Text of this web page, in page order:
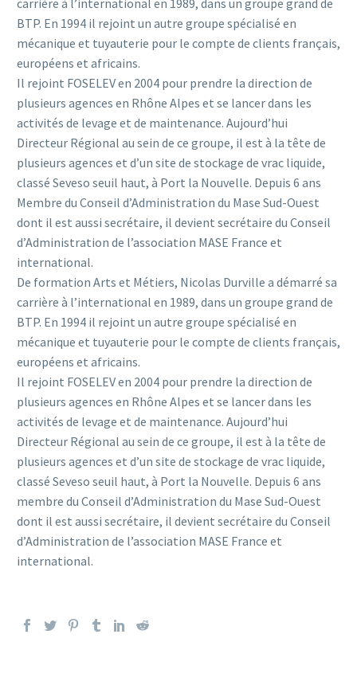
carrière à l’international en 1989, dans un groupe grand de
BTP. En 1994 il rejoint un autre groupe spécialisé en
mécanique et tuyauterie pour le compte de clients français,
européens et africains.
Il rejoint FOSELEV en 2004 pour prendre la direction de
plusieurs agences en Rhône Alpes et se lancer dans les
activités de levage et de maintenance. Aujourd’hui
Directeur Régional au sein de ce groupe, il est à la tête de
plusieurs agences et d’un site de stockage de vrac liquide,
classé Seveso seuil haut, à Port la Nouvelle. Depuis 6 ans
Membre du Conseil d’Administration du Mase Sud-Ouest
dont il est aussi secrétaire, il devient secrétaire du Conseil
d’Administration de l’association MASE France et
international.
De formation Arts et Métiers, Nicolas Durville a démarré sa
carrière à l’international en 1989, dans un groupe grand de
BTP. En 1994 il rejoint un autre groupe spécialisé en
mécanique et tuyauterie pour le compte de clients français,
européens et africains.
Il rejoint FOSELEV en 2004 pour prendre la direction de
plusieurs agences en Rhône Alpes et se lancer dans les
activités de levage et de maintenance. Aujourd’hui
Directeur Régional au sein de ce groupe, il est à la tête de
plusieurs agences et d’un site de stockage de vrac liquide,
classé Seveso seuil haut, à Port la Nouvelle. Depuis 6 ans
membre du Conseil d’Administration du Mase Sud-Ouest
dont il est aussi secrétaire, il devient secrétaire du Conseil
d’Administration de l’association MASE France et
international.